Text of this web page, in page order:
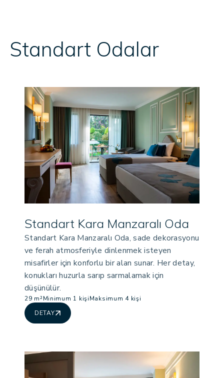
Standart Odalar
Standart Kara Manzaralı Oda
Standart Kara Manzaralı Oda, sade dekorasyonu
ve ferah atmosferiyle dinlenmek isteyen
misafirler için konforlu bir alan sunar. Her detay,
konukları huzurla sarıp sarmalamak için
düşünülür.
29 m²Minimum 1 kişiMaksimum 4 kişi
DETAY